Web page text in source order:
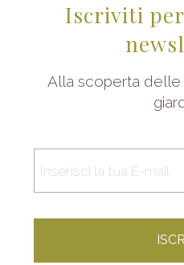
Iscriviti
Alla scoperta